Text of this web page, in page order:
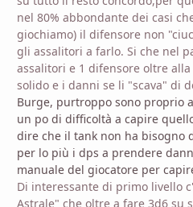
nel 80% abbondante dei casi
giochiamo) il difensore non
gli assalitori a farlo. Si che nel
assalitori e 1 difensore oltre
solido e i danni se li "scava" di
Burge, purtroppo sono proprio
un po di difficoltà a capire
dire che il tank non ha bisogno
per lo più i dps a prendere
manuale del giocatore per
Di interessante di primo livello
Astrale" che oltre a fare 3d6 su